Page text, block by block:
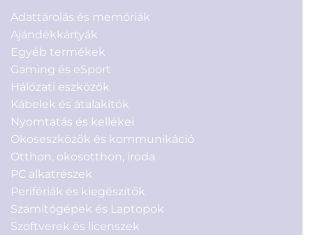
Adattárolás és memóriák
Ajándékkártyák
Egyéb termékek
Gaming és eSport
Hálózati eszközök
Kábelek és átalakítók
Nyomtatás és kellékei
Okoseszközök és kommunikáció
Otthon, okosotthon, iroda
PC alkatrészek
Perifériák és kiegészítők
Számítógépek és Laptopok
Szoftverek és licenszek